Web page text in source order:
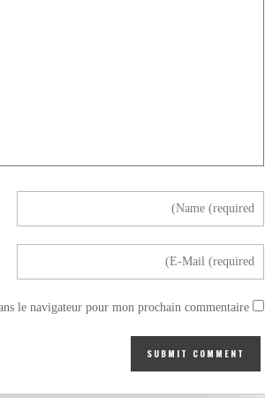
le navigateur pour mon prochain commentaire.